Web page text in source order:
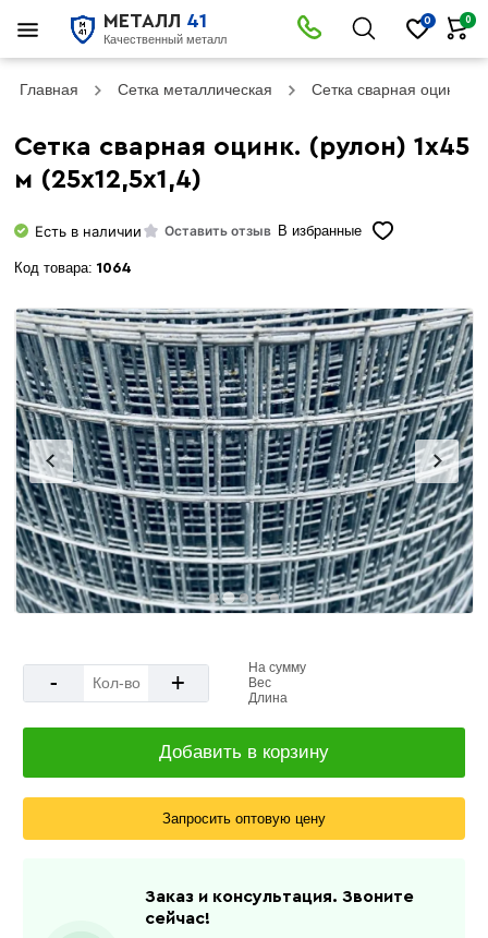
МЕТАЛЛ 41
Качественный металл
0 0
Главная Сетка металлическая Сетка сварная
Сетка сварная оцинк. (рулон) 1х45
м (25х12,5х1,4)
Есть в наличии Оставить отзыв В избранные
Код товара: 1064
- +
На сумму
Вес
Длина
Добавить в корзину
Запросить оптовую цену
Заказ и консультация. Звоните
сейчас!